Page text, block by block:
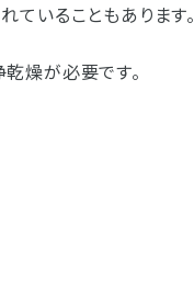
いることもあります。
燥が必要です。